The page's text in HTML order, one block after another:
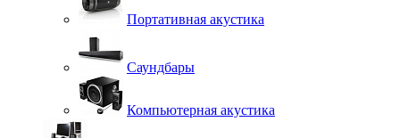
Портативная акустика
Саундбары
Компьютерная акустика